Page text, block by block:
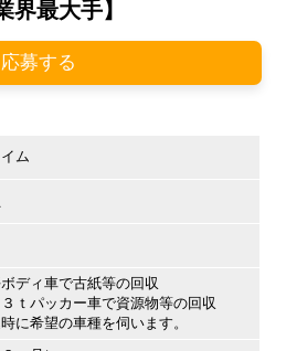
界最大手】
応募する
ム
ディ車で古紙等の回収
３ｔパッカー車で資源物等の回収
に希望の車種を伺います。